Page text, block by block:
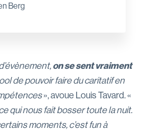
Berg
on se sent vraiment
de pouvoir faire du caritatif en
», avoue Louis Tavard. «
qui nous fait bosser toute la nuit.
moments, c’est fun à